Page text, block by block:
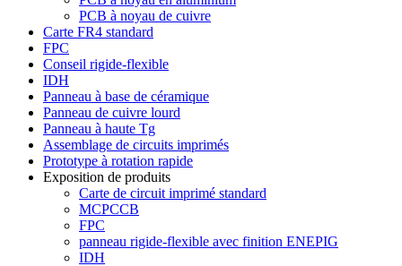
PCB à noyau de cuivre
Carte FR4 standard
FPC
Conseil rigide-flexible
IDH
Panneau à base de céramique
Panneau de cuivre lourd
Panneau à haute Tg
Assemblage de circuits imprimés
Prototype à rotation rapide
Exposition de produits
Carte de circuit imprimé standard
MCPCCB
FPC
panneau rigide-flexible avec finition ENEPIG
IDH